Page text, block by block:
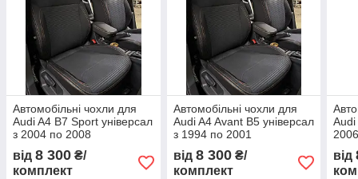
Автомобільні чохли для
Audi A4 B7 Sport універсал
з 2004 по 2008
від 8 300 ₴/
комплект
Автомобільні чохли для
Audi A4 Avant B5 універсал
з 1994 по 2001
від 8 300₴/
комплект
від